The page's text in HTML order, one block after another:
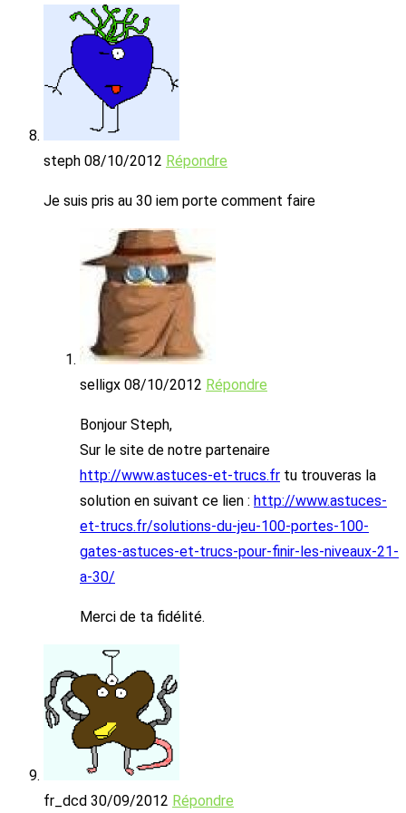
steph 08/10/2012 Répondre
Je suis pris au 30 iem porte comment faire
selligx 08/10/2012 Répondre
Bonjour Steph,
Sur le site de notre partenaire
http://www.astuces-et-trucs.fr tu trouveras la
solution en suivant ce lien : http://www.astuces-
et-trucs.fr/solutions-du-jeu-100-portes-100-
gates-astuces-et-trucs-pour-finir-les-niveaux-21-
a-30/
Merci de ta fidélité.
fr_dcd 30/09/2012 Répondre